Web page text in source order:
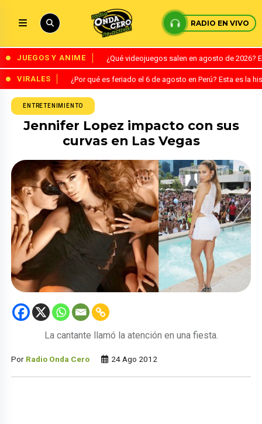
RADIO EN VIVO
JUEGOS Y ANIME ¿Qué videojuegos salen en agosto de
VIRALES ¿Por qué es feriado el 6 de agosto en Perú? Esta es la
ENTRETENIMIENTO
Jennifer Lopez impacto con sus
curvas en Las Vegas
La cantante llamó la atención en una fiesta.
Por Radio Onda Cero 24 Ago 2012